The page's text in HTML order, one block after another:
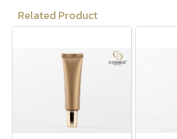
Related Product